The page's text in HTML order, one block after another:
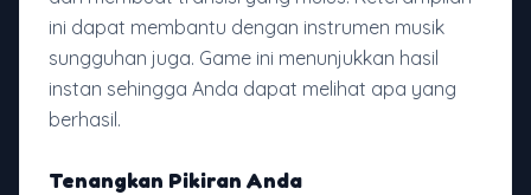
ini dapat membantu dengan instrumen musik
sungguhan juga. Game ini menunjukkan hasil
instan sehingga Anda dapat melihat apa yang
berhasil.
Tenangkan Pikiran Anda